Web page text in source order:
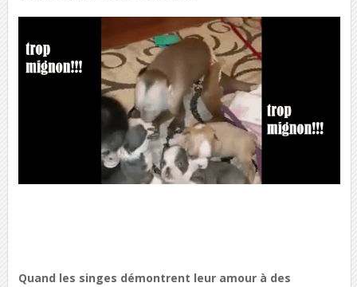
Quand les singes démontrent leur amour à des